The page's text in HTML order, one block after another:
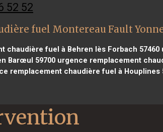
52 52
fuel Montereau Fault
chaudière fuel à Behren lès Forbach 57460
Barœul 59700urgence remplacement
remplacement chaudière fuel à Houplines